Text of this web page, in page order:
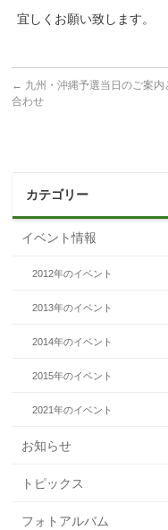
宜しくお願い致します。
← 九州・沖縄予選当日のご案内
合わせ
カテゴリー
イベント情報
2012年のイベント
2013年のイベント
2014年のイベント
2015年のイベント
2021年のイベント
お知らせ
トピックス
フォトアルバム